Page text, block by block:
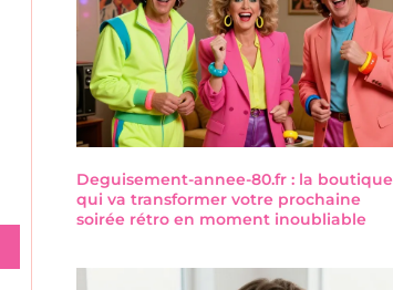
Deguisement-annee-80.fr : la boutique
qui va transformer votre prochaine
soirée rétro en moment inoubliable